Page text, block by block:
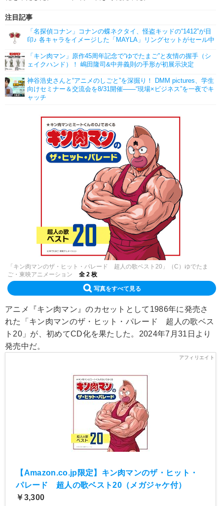
注目記事
「名探偵コナン」コナンの蝶ネクタイ、怪盗キッドの“1412”が目
印♪ 各キャラをイメージした「MAYLA」リングセットがセール中
「キン肉マン」原作45周年記念で“ゆでたまご”と友情の握手（シ
ェイクハンド）！ 嶋田隆司&中井義則の手形が初展示決定
神谷浩史さんと“アニメのしごと”を深掘り！ DMM pictures、学生
向けセミナー＆交流会を8/31開催――“現場×ビジネス”を一夜でキ
ャッチ
「キン肉マンのザ・ヒット・パレード 超人の歌ベスト20」（C）ゆでたま
ご・東映アニメーション
全 2 枚
写真をすべて見る
アニメ『キン肉マン』のカセットとして1986年に発売さ
れた「キン肉マンのザ・ヒット・パレード 超人の歌ベス
ト20」が、初めてCD化を果たした。2024年7月31日より
発売中だ。
【Amazon.co.jp限定】キン肉マンのザ・ヒット・
パレード 超人の歌ベスト20（メガジャケ付）
￥3,300